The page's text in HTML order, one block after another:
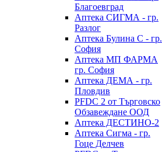
Благоевград
Аптека СИГМА - гр.
Разлог
Аптека Булина С - гр.
София
Аптека МП ФАРМА
гр. София
Аптека ДЕМА - гр.
Пловдив
PFDC 2 от Търговско
Обзавеждане ООД
Аптека ДЕСТИНО-2
Аптека Сигма - гр.
Гоце Делчев